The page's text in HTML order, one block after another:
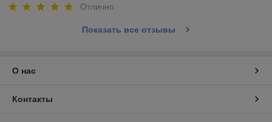
Отлично
Показать все отзывы
О нас
Контакты